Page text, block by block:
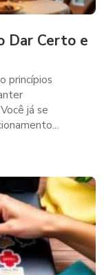
Dar Certo e
princípios
já se